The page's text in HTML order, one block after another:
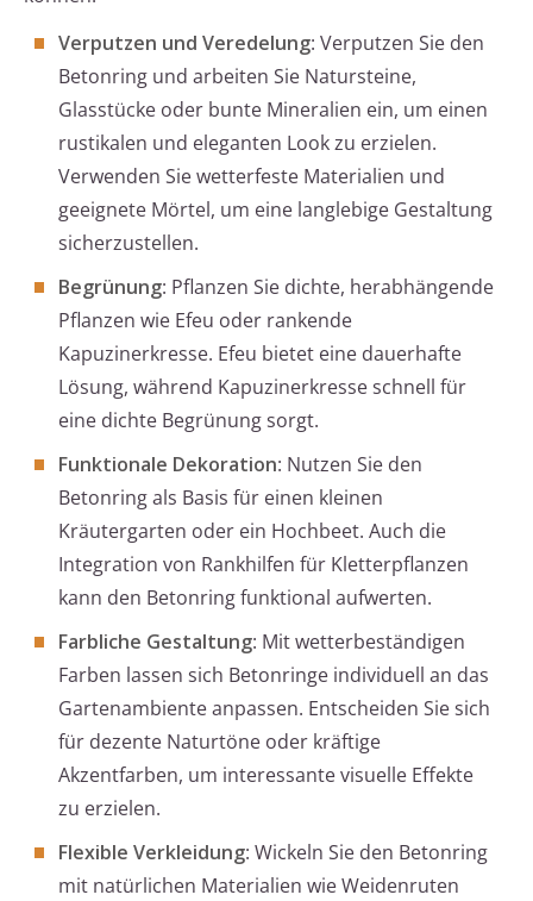
Verputzen und Veredelung: Verputzen Sie den
Betonring und arbeiten Sie Natursteine,
Glasstücke oder bunte Mineralien ein, um einen
rustikalen und eleganten Look zu erzielen.
Verwenden Sie wetterfeste Materialien und
geeignete Mörtel, um eine langlebige Gestaltung
sicherzustellen.
Begrünung: Pflanzen Sie dichte, herabhängende
Pflanzen wie Efeu oder rankende
Kapuzinerkresse. Efeu bietet eine dauerhafte
Lösung, während Kapuzinerkresse schnell für
eine dichte Begrünung sorgt.
Funktionale Dekoration: Nutzen Sie den
Betonring als Basis für einen kleinen
Kräutergarten oder ein Hochbeet. Auch die
Integration von Rankhilfen für Kletterpflanzen
kann den Betonring funktional aufwerten.
Farbliche Gestaltung: Mit wetterbeständigen
Farben lassen sich Betonringe individuell an das
Gartenambiente anpassen. Entscheiden Sie sich
für dezente Naturtöne oder kräftige
Akzentfarben, um interessante visuelle Effekte
zu erzielen.
Flexible Verkleidung: Wickeln Sie den Betonring
mit natürlichen Materialien wie Weidenruten